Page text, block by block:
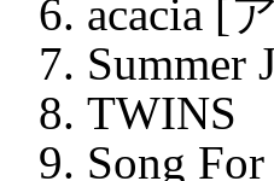
acacia [
Summer
TWINS
Song